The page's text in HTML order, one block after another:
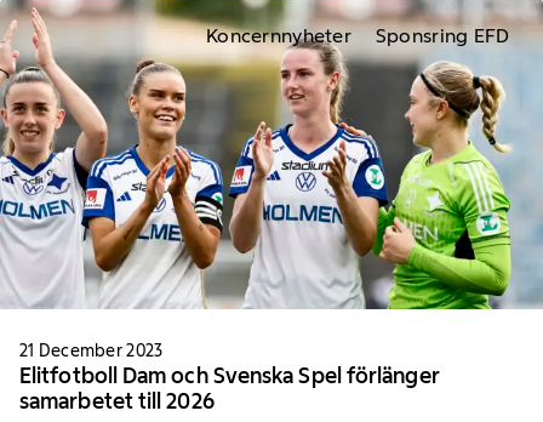
Koncernnyheter Sponsring EFD
21 December 2023
Elitfotboll Dam och Svenska Spel förlänger
samarbetet till 2026